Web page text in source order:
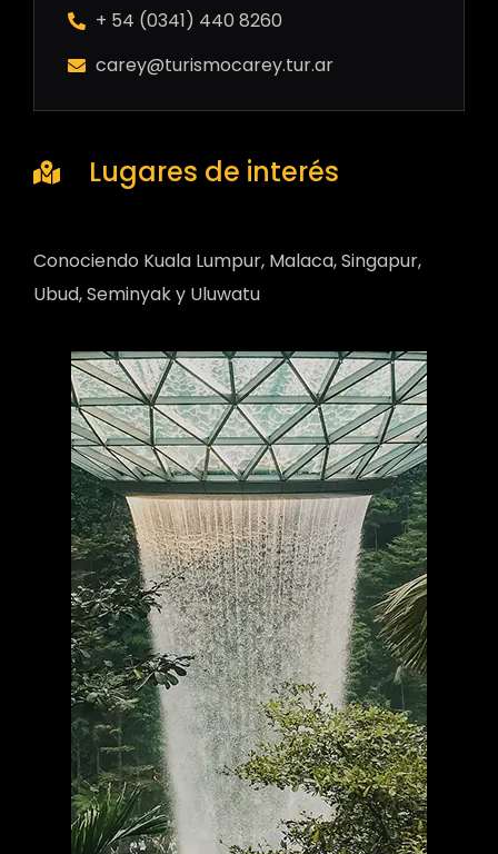
+ 54 (0341) 440 8260
carey@turismocarey.tur.ar
Lugares de interés
Conociendo Kuala Lumpur, Malaca, Singapur,
Ubud, Seminyak y Uluwatu